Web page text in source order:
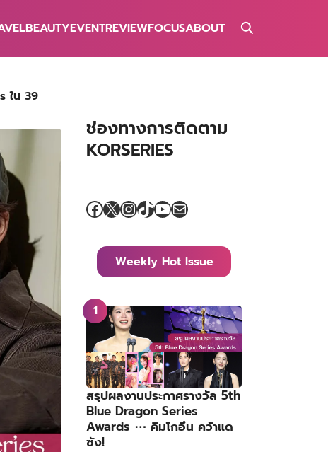
BEAUTYEVENTREVIEWFOCUSABOUT
ใน 39
ช่องทางการติดตาม
KORSERIES
Facebook
X Instagram
TikTok
YouTube
Mail
Weekly Hot Issue
สรุปผลงานประกาศรางวัล 5th
Blue Dragon Series
Awards ⋯ คิมโกอึน คว้าแด
ซัง!